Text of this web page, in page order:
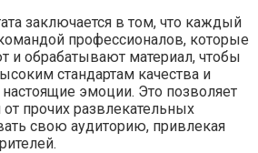
заключается в том, что каждый
профессионалов, которые
и обрабатывают материал, чтобы
стандартам качества и
эмоции. Это позволяет
от прочих развлекательных
свою аудиторию, привлекая